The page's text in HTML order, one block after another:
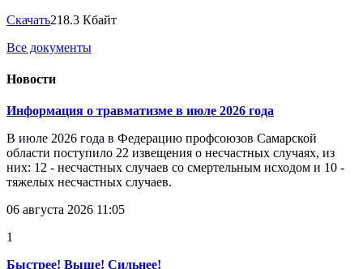
Скачать218.3 Кбайт
Все документы
Новости
Информация о травматизме в июле 2026 года
В июле 2026 года в Федерацию профсоюзов Самарской
области поступило 22 извещения о несчастных случаях, из
них: 12 - несчастных случаев со смертельным исходом и 10 -
тяжелых несчастных случаев.
06 августа 2026 11:05
1
Быстрее! Выше! Сильнее!